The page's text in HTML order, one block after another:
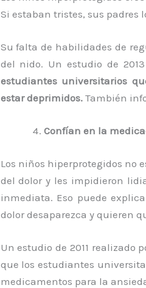
Si estaban tristes, sus padres
Su falta de habilidades de
del nido. Un estudio de
estudiantes universitarios
estar deprimidos.También
Confían en la
Los niños hiperprotegidos no
del dolor y les impidieron
inmediata. Eso puede
dolor desaparezca y quieren
Un estudio de 2011 realizado
que los estudiantes
medicamentos para la